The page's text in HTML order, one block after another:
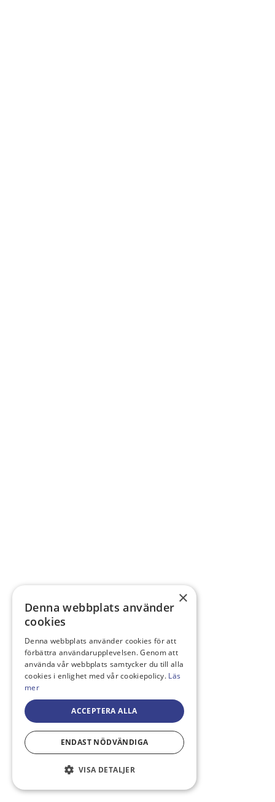
×
Denna webbplats använder
cookies
Denna webbplats använder cookies för att
förbättra användarupplevelsen. Genom att
använda vår webbplats samtycker du till alla
cookies i enlighet med vår cookiepolicy. Läs
mer
ACCEPTERA ALLA
ENDAST NÖDVÄNDIGA
VISA DETALJER